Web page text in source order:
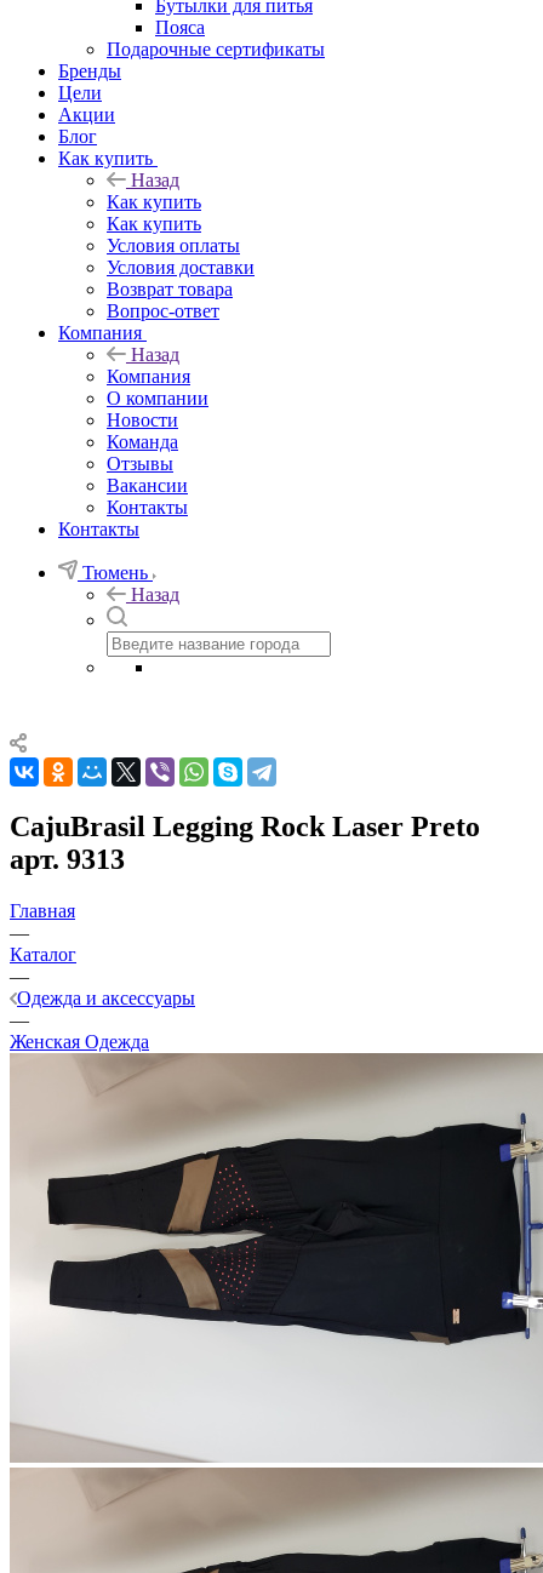
Бутылки для питья
Пояса
Подарочные сертификаты
Бренды
Цели
Акции
Блог
Как купить
Назад
Как купить
Как купить
Условия оплаты
Условия доставки
Возврат товара
Вопрос-ответ
Компания
Назад
Компания
О компании
Новости
Команда
Отзывы
Вакансии
Контакты
Контакты
Тюмень
Назад
CajuBrasil Legging Rock Laser Preto
арт. 9313
Главная
—
Каталог
—
Одежда и аксессуары
—
Женская Одежда